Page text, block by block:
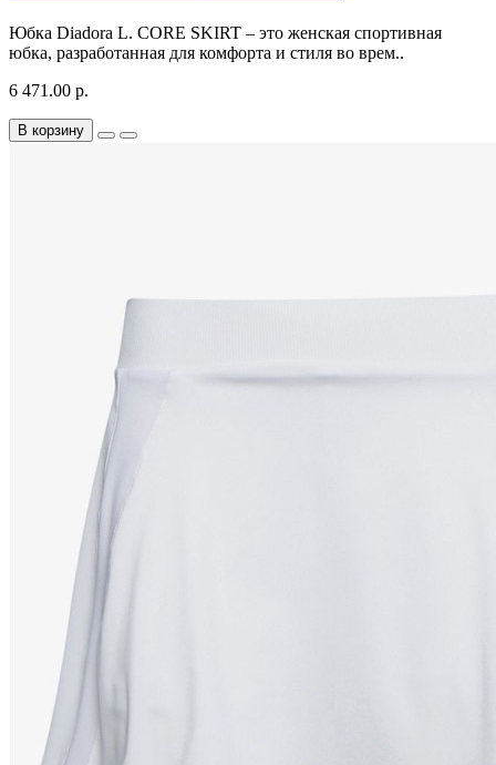
Юбка Diadora L. CORE SKIRT – это женская спортивная
юбка, разработанная для комфорта и стиля во врем..
6 471.00 р.
В корзину